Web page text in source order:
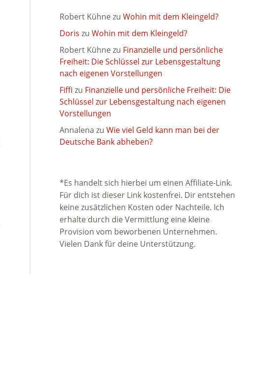
Robert Kühnezu Wohin mit dem Kleingeld?
Doris zu Wohin mit dem Kleingeld?
Robert Kühnezu Finanzielle und persönliche
Freiheit: Die Schlüssel zur Lebensgestaltung
nach eigenen Vorstellungen
Fiffi zu Finanzielle und persönliche Freiheit: Die
Schlüssel zur Lebensgestaltung nach eigenen
Vorstellungen
Annalena zu Wie viel Geld kann man bei der
Deutsche Bank abheben?
*Es handelt sich hierbei um einen Affiliate-Link.
Für dich ist dieser Link kostenfrei. Dir entstehen
keine zusätzlichen Kosten oder Nachteile. Ich
erhalte durch die Vermittlung eine kleine
Provision vom beworbenen Unternehmen.
Vielen Dank für deine Unterstützung.